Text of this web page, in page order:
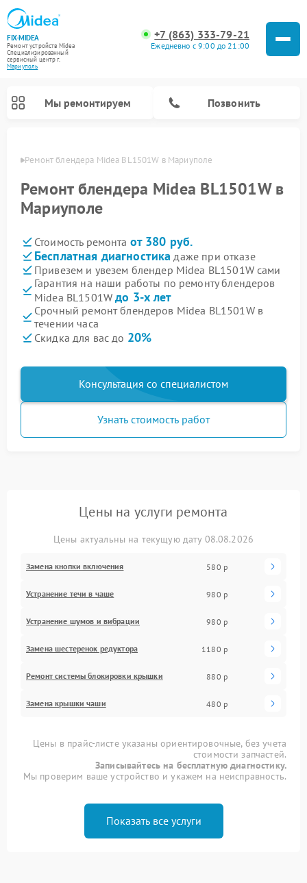
FIX-MIDEA
Ремонт устройств Midea
Специализированный
cервисный центр г.
Мариуполь
+7 (863) 333-79-21
Ежедневно с 9:00 до 21:00
Мы ремонтируем Позвонить
Ремонт блендера Midea BL1501W в Мариуполе
Ремонт блендера Midea BL1501W в
Мариуполе
Стоимость ремонта от 380 руб.
Бесплатная диагностика даже при отказе
Привезем и увезем блендер Midea BL1501W сами
Гарантия на наши работы по ремонту блендеров
Midea BL1501Wдо 3-х лет
Срочный ремонт блендеров Midea BL1501W в
течении часа
Скидка для вас до 20%
Консультация со специалистом
Узнать стоимость работ
Цены на услуги ремонта
Цены актуальны на текущую дату 08.08.2026
Замена кнопки включения 580 р
Устранение течи в чаше 980 р
Устранение шумов и вибрации 980 р
Замена шестеренок редуктора 1180 р
Ремонт системы блокировки крышки 880 р
Замена крышки чаши 480 р
Цены в прайс-листе указаны ориентировочные, без учета
стоимости запчастей.
Записывайтесь на бесплатную диагностику.
Мы проверим ваше устройство и укажем на неисправность.
Показать все услуги